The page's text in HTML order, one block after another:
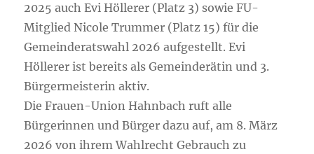
2025 auch Evi Höllerer (Platz 3) sowie FU-
Mitglied Nicole Trummer (Platz 15) für die
Gemeinderatswahl 2026 aufgestellt. Evi
Höllerer ist bereits als Gemeinderätin und 3.
Bürgermeisterin aktiv.
Die Frauen-Union Hahnbach ruft alle
Bürgerinnen und Bürger dazu auf, am 8. März
2026 von ihrem Wahlrecht Gebrauch zu